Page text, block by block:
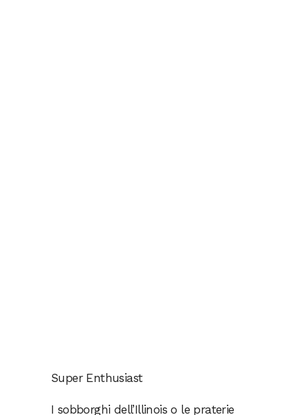
Super Enthusiast
I sobborghi dell’Illinois o le praterie